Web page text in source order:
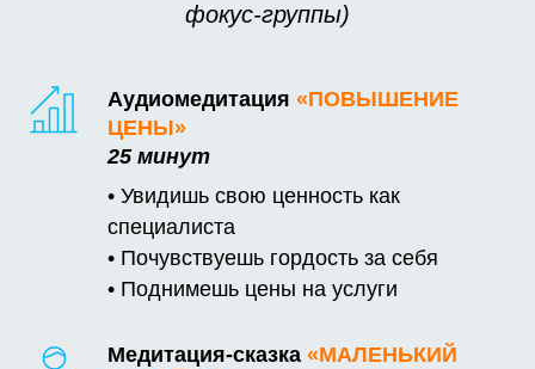
фокус-группы)
Аудиомедитация «ПОВЫШЕНИЕ
ЦЕНЫ»
25 минут
• Увидишь свою ценность как
специалиста
• Почувствуешь гордость за себя
• Поднимешь цены на услуги
Медитация-сказка «МАЛЕНЬКИЙ